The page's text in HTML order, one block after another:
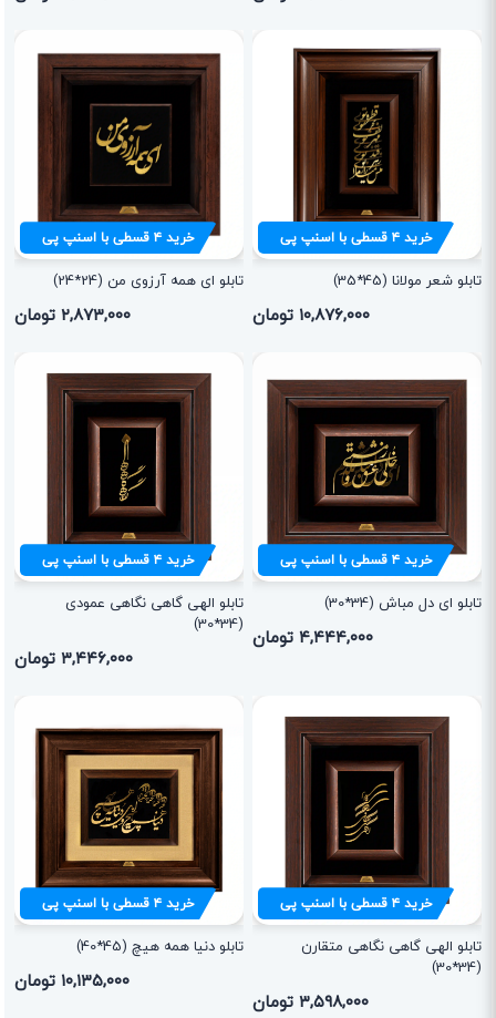
خرید۴قسطی با اسنپ پی
تابلو شعر مولانا (45*35)
۱۰,۸۷۶,۰۰۰ تومان
خرید۴قسطی با اسنپ پی
تابلو ای همه آرزوی من (24*24)
۲,۸۷۳,۰۰۰ تومان
خرید۴قسطی با اسنپ پی
تابلو ای دل مباش (34*30)
۴,۴۴۴,۰۰۰ تومان
خرید۴قسطی با اسنپ پی
تابلو الهی گاهی نگاهی عمودی
(34*30)
۳,۴۴۶,۰۰۰ تومان
خرید۴قسطی با اسنپ پی
تابلو الهی گاهی نگاهی متقارن
(34*30)
۳,۵۹۸,۰۰۰ تومان
خرید۴قسطی با اسنپ پی
تابلو دنیا همه هیچ (45*40)
۱۰,۱۳۵,۰۰۰ تومان